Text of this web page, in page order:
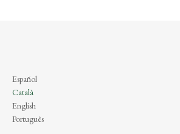
Español
Català
English
Português